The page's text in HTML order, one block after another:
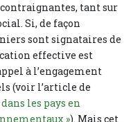
tant sur
Si, de façon
sont signataires de
effective est
à l’engagement
(voir l’article de
les pays en
»). Mais cet